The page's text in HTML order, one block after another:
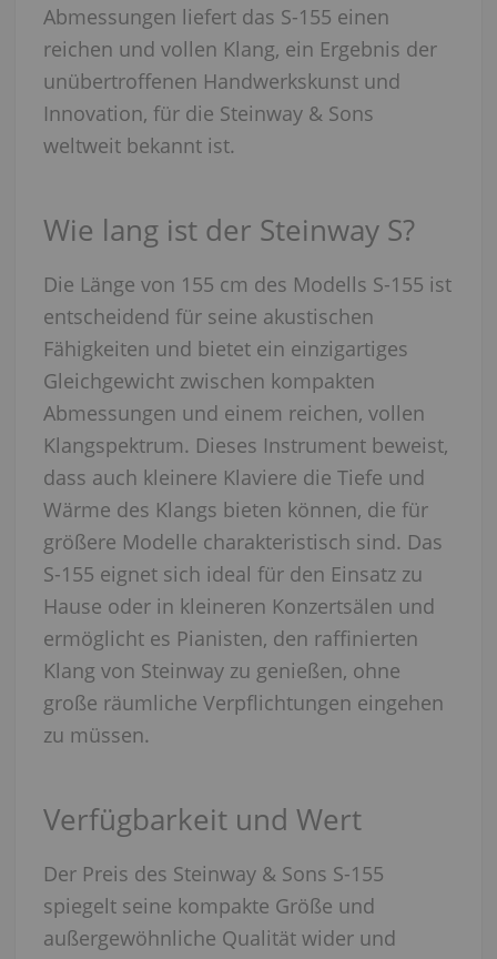
Abmessungen liefert das S-155 einen
reichen und vollen Klang, ein Ergebnis der
unübertroffenen Handwerkskunst und
Innovation, für die Steinway & Sons
weltweit bekannt ist.
Wie lang ist der Steinway S?
Die Länge von 155 cm des Modells S-155 ist
entscheidend für seine akustischen
Fähigkeiten und bietet ein einzigartiges
Gleichgewicht zwischen kompakten
Abmessungen und einem reichen, vollen
Klangspektrum. Dieses Instrument beweist,
dass auch kleinere Klaviere die Tiefe und
Wärme des Klangs bieten können, die für
größere Modelle charakteristisch sind. Das
S-155 eignet sich ideal für den Einsatz zu
Hause oder in kleineren Konzertsälen und
ermöglicht es Pianisten, den raffinierten
Klang von Steinway zu genießen, ohne
große räumliche Verpflichtungen eingehen
zu müssen.
Verfügbarkeit und Wert
Der Preis des Steinway & Sons S-155
spiegelt seine kompakte Größe und
außergewöhnliche Qualität wider und